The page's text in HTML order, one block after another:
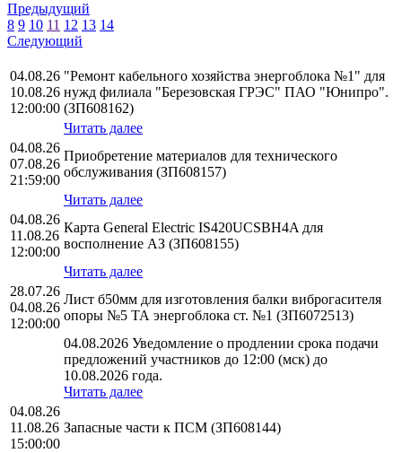
Предыдущий
8 9 10 11 12 13 14
Следующий
04.08.26
10.08.26
12:00:00
"Ремонт кабельного хозяйства энергоблока №1" для
нужд филиала "Березовская ГРЭС" ПАО "Юнипро".
(ЗП608162)
Читать далее
04.08.26
07.08.26
21:59:00
Приобретение материалов для технического
обслуживания (ЗП608157)
Читать далее
04.08.26
11.08.26
12:00:00
Карта General Electric IS420UCSBH4A для
восполнение АЗ (ЗП608155)
Читать далее
28.07.26
04.08.26
12:00:00
Лист б50мм для изготовления балки виброгасителя
опоры №5 ТА энергоблока ст. №1 (ЗП6072513)
04.08.2026 Уведомление о продлении срока подачи
предложений участников до 12:00 (мск) до
10.08.2026 года.
Читать далее
04.08.26
11.08.26
15:00:00
Запасные части к ПСМ (ЗП608144)